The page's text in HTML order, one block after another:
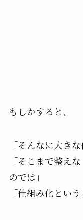
もしかすると、
「そんなに大き
「そこまで整え
のでは」
「仕組み化とい